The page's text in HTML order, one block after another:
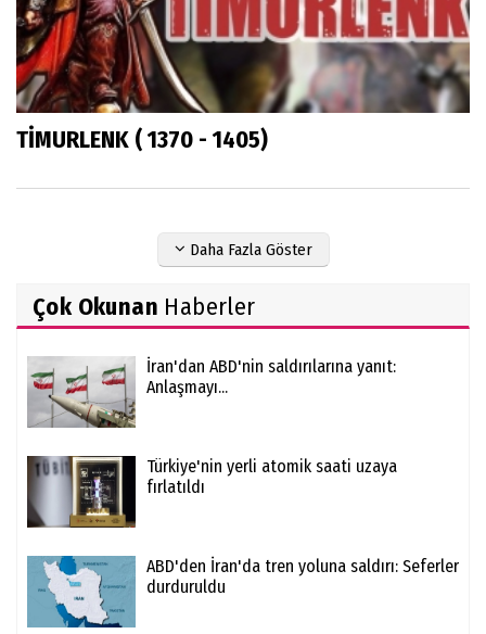
TİMURLENK ( 1370 - 1405)
Daha Fazla Göster
Çok Okunan Haberler
İran'dan ABD'nin saldırılarına yanıt:
Anlaşmayı...
Türkiye'nin yerli atomik saati uzaya
fırlatıldı
ABD'den İran'da tren yoluna saldırı: Seferler
durduruldu